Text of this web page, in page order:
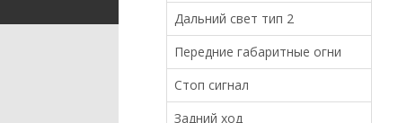
Дальний свет тип 2
Передние габаритные огни
Стоп сигнал
Задний ход